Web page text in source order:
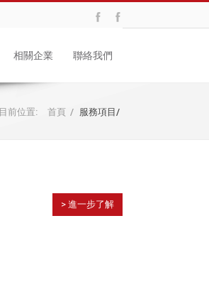
相關企業 聯絡我們
目前位置: 首頁 / 服務項目 /
> 進一步了解